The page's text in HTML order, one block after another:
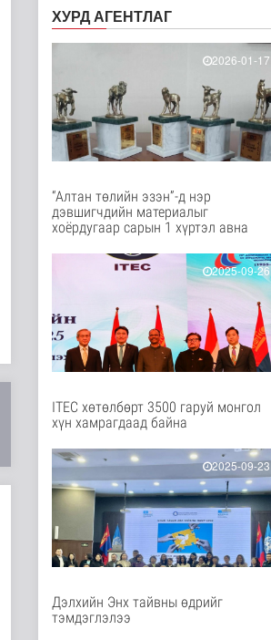
50 минутын өмнө
Цөмийн эрчим хүчний
хөрөнгө оруулалтыг
Дэлхийд
52 минутын өмнө
НТТТ: 11:00-16:00
цагийн хооронд
шаардлагагүй бо..
1 цаг 10 минутын өмнө
Д.Нацагдоржийн
жилийн ойд зориулс..
Танин мэдэхүй
1 цаг 16 минутын өмнө
Хүннүгийн язгууртны
оршуулгын дурсгалт
газрууд Ю..
Манай улс Польш
салбарт өр..
1 цаг 25 минутын өмнө
Одон орны судлаачид
нарны гадаргын
хамгийн өндөр..
ХУРД АГЕНТЛАГ
2026-01-17
“Алтан төлийн эзэн”-д нэр
дэвшигчдийн материалыг
хоёрдугаар сарын 1 хүртэл авна
2025-09-26
ITEC хөтөлбөрт 3500 гаруй монгол
хүн хамрагдаад байна
2025-09-23
Дэлхийн Энх тайвны өдрийг
тэмдэглэлээ